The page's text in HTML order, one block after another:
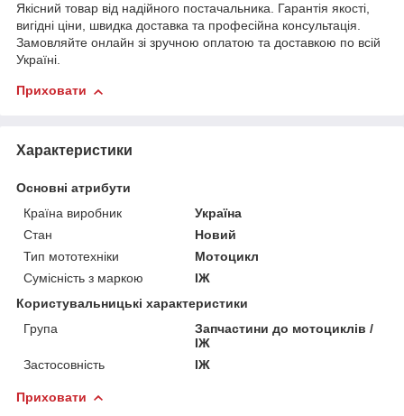
Якісний товар від надійного постачальника. Гарантія якості,
вигідні ціни, швидка доставка та професійна консультація.
Замовляйте онлайн зі зручною оплатою та доставкою по всій
Україні.
Приховати
Характеристики
Основні атрибути
Країна виробник
Україна
Стан
Новий
Тип мототехніки
Мотоцикл
Сумісність з маркою
ІЖ
Користувальницькі характеристики
Група
Запчастини до мотоциклів /
ІЖ
Застосовність
ІЖ
Приховати